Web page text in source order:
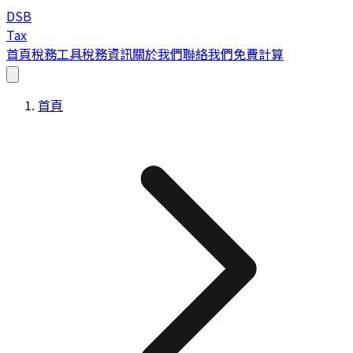
DSB
Tax
首頁稅務工具稅務資訊關於我們聯絡我們免費計算
首頁